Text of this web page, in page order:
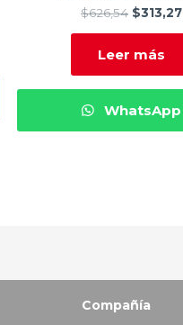
$626,54 $313,27
Leer más
WhatsApp
Compañía